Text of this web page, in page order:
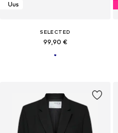
Uus
SELECTED
99,90 €